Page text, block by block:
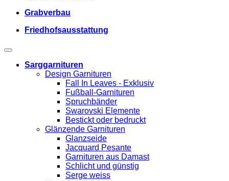
Grabverbau
Friedhofsausstattung
Sarggarnituren
Design Garnituren
Fall In Leaves - Exklusiv
Fußball-Garnituren
Spruchbänder
Swarovski Elemente
Bestickt oder bedruckt
Glänzende Garnituren
Glanzseide
Jacquard Pesante
Garnituren aus Damast
Schlicht und günstig
Serge weiss